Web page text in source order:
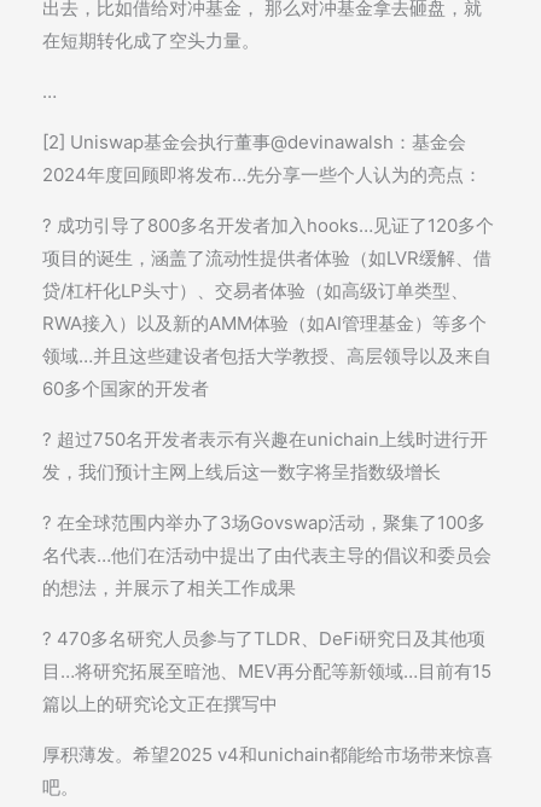
出去，比如借给对冲基金， 那么对冲基金拿去砸盘，就
在短期转化成了空头力量。
…
[2] Uniswap基金会执行董事@devinawalsh：基金会
2024年度回顾即将发布…先分享一些个人认为的亮点：
? 成功引导了800多名开发者加入hooks…见证了120多个
项目的诞生，涵盖了流动性提供者体验（如LVR缓解、借
贷/杠杆化LP头寸）、交易者体验（如高级订单类型、
RWA接入）以及新的AMM体验（如AI管理基金）等多个
领域…并且这些建设者包括大学教授、高层领导以及来自
60多个国家的开发者
? 超过750名开发者表示有兴趣在unichain上线时进行开
发，我们预计主网上线后这一数字将呈指数级增长
? 在全球范围内举办了3场Govswap活动，聚集了100多
名代表…他们在活动中提出了由代表主导的倡议和委员会
的想法，并展示了相关工作成果
? 470多名研究人员参与了TLDR、DeFi研究日及其他项
目…将研究拓展至暗池、MEV再分配等新领域…目前有15
篇以上的研究论文正在撰写中
厚积薄发。希望2025 v4和unichain都能给市场带来惊喜
吧。